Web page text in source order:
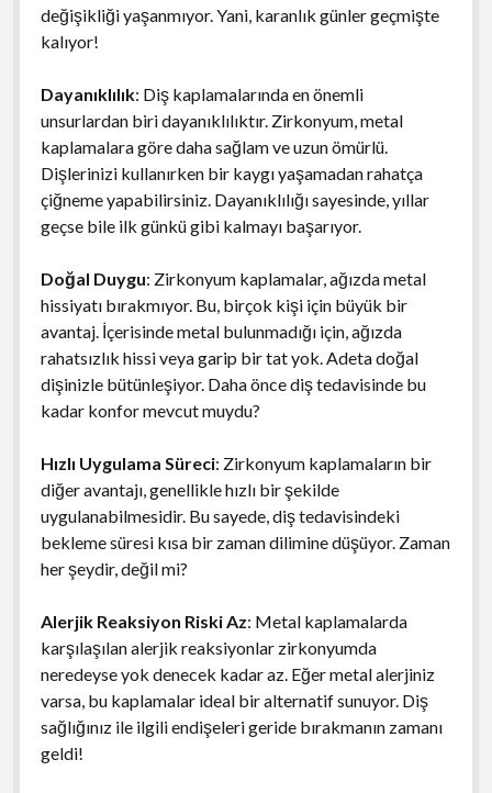
değişikliği yaşanmıyor. Yani, karanlık günler geçmişte
kalıyor!
Dayanıklılık: Diş kaplamalarında en önemli
unsurlardan biri dayanıklılıktır. Zirkonyum, metal
kaplamalara göre daha sağlam ve uzun ömürlü.
Dişlerinizi kullanırken bir kaygı yaşamadan rahatça
çiğneme yapabilirsiniz. Dayanıklılığı sayesinde, yıllar
geçse bile ilk günkü gibi kalmayı başarıyor.
Doğal Duygu: Zirkonyum kaplamalar, ağızda metal
hissiyatı bırakmıyor. Bu, birçok kişi için büyük bir
avantaj. İçerisinde metal bulunmadığı için, ağızda
rahatsızlık hissi veya garip bir tat yok. Adeta doğal
dişinizle bütünleşiyor. Daha önce diş tedavisinde bu
kadar konfor mevcut muydu?
Hızlı Uygulama Süreci: Zirkonyum kaplamaların bir
diğer avantajı, genellikle hızlı bir şekilde
uygulanabilmesidir. Bu sayede, diş tedavisindeki
bekleme süresi kısa bir zaman dilimine düşüyor. Zaman
her şeydir, değil mi?
Alerjik Reaksiyon Riski Az: Metal kaplamalarda
karşılaşılan alerjik reaksiyonlar zirkonyumda
neredeyse yok denecek kadar az. Eğer metal alerjiniz
varsa, bu kaplamalar ideal bir alternatif sunuyor. Diş
sağlığınız ile ilgili endişeleri geride bırakmanın zamanı
geldi!